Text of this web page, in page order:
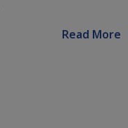
Read More